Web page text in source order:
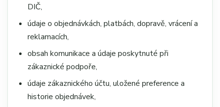
DIČ,
údaje o objednávkách, platbách, dopravě, vrácení a
reklamacích,
obsah komunikace a údaje poskytnuté při
zákaznické podpoře,
údaje zákaznického účtu, uložené preference a
historie objednávek,